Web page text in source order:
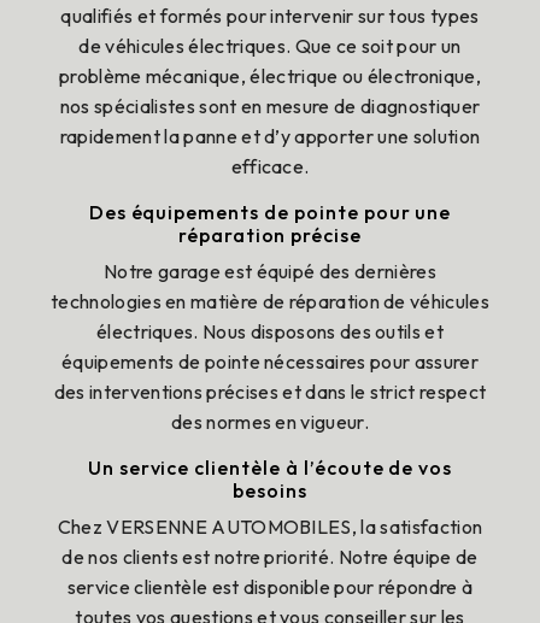
qualifiés et formés pour intervenir sur tous types
de véhicules électriques. Que ce soit pour un
problème mécanique, électrique ou électronique,
nos spécialistes sont en mesure de diagnostiquer
rapidement la panne et d’y apporter une solution
efficace.
Des équipements de pointe pour une
réparation précise
Notre garage est équipé des dernières
technologies en matière de réparation de véhicules
électriques. Nous disposons des outils et
équipements de pointe nécessaires pour assurer
des interventions précises et dans le strict respect
des normes en vigueur.
Un service clientèle à l’écoute de vos
besoins
Chez VERSENNE AUTOMOBILES, la satisfaction
de nos clients est notre priorité. Notre équipe de
service clientèle est disponible pour répondre à
toutes vos questions et vous conseiller sur les